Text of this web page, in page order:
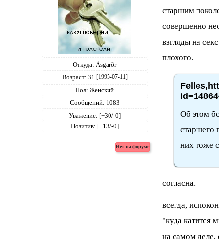
Откуда: Àsgarðr
Возраст: 31 [1995-07-11]
Пол: Женский
Сообщений: 1083
Уважение: [+30/-0]
Позитив: [+13/-0]
старшим
совершенно
взгляды на
плохого.
Об этом
старшего
них тоже
согласна.
всегда,
"куда катится
на самом деле,